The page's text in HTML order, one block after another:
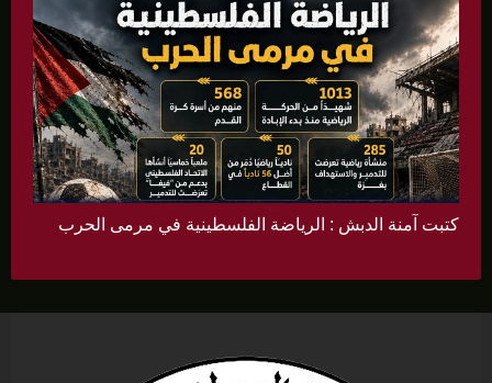
كتبت آمنة الدبش : الرياضة الفلسطينية في مرمى الحرب